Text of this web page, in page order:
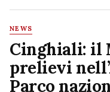
NEWS
Cinghiali: il
prelievi
Parco